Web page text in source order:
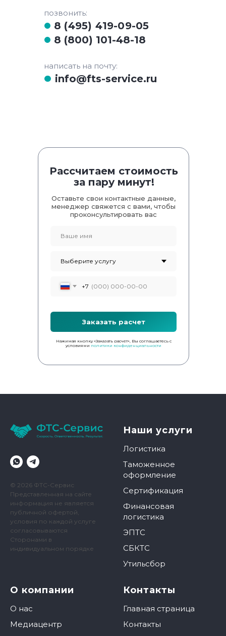
Нажимая кнопку «Заказать расчет», Вы соглашаетесь с
условиями политики конфиденциальности
+7
Заказать расчет
Оставьте свои контактные данные,
менеджер свяжется с вами, чтобы
проконсультировать вас
Рассчитаем стоимость
за пару минут!
info@fts-service.ru
написать на почту:
8 (800) 101-48-18
8 (495) 419-09-05
позвонить:
© 2026 ФТС-Сервис
Представленная на сайте
информация не является
публичной офертой,
условия по каждой услуге
согласовываются
Сторонами в
индивидуальном порядке
Наши услуги
Логистика
Таможенное
оформление
Сертификация
Финансовая
логистика
ЭПТС
СБКТС
Утильсбор
О компании
О нас
Медиацентр
Контакты
Главная страница
Контакты